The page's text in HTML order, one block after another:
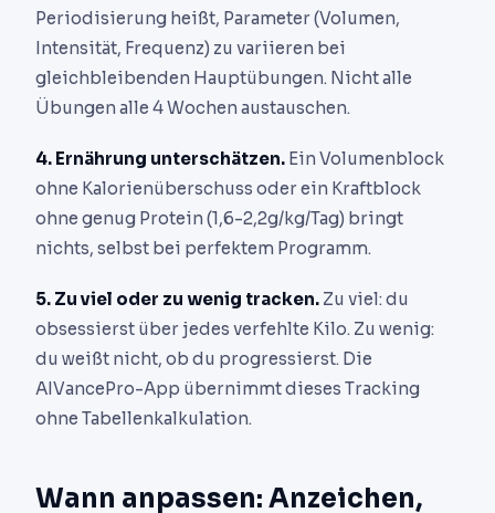
Periodisierung heißt, Parameter (Volumen,
Intensität, Frequenz) zu variieren bei
gleichbleibenden Hauptübungen. Nicht alle
Übungen alle 4 Wochen austauschen.
4. Ernährung unterschätzen. Ein Volumenblock
ohne Kalorienüberschuss oder ein Kraftblock
ohne genug Protein (1,6-2,2g/kg/Tag) bringt
nichts, selbst bei perfektem Programm.
5. Zu viel oder zu wenig tracken. Zu viel: du
obsessierst über jedes verfehlte Kilo. Zu wenig:
du weißt nicht, ob du progressierst. Die
AIVancePro-App übernimmt dieses Tracking
ohne Tabellenkalkulation.
Wann anpassen: Anzeichen,